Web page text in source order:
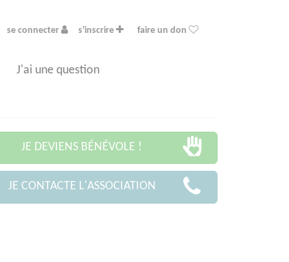
se connecter s'inscrire faire un don
J'ai une question
JE DEVIENS BÉNÉVOLE !
JE CONTACTE L'ASSOCIATION